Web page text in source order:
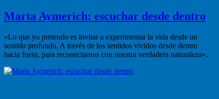
Marta Aymerich: escuchar desde dentro
«Lo que yo pretendo es invitar a experimentar la vida desde un
sentido profundo. A través de los sentidos vividos desde dentro
hacia fuera, para reconectarnos con nuestra verdadera naturaleza».